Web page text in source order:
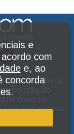
Ltda. Todos os
do
meio de
autorização.
e
com
e, ao
concorda